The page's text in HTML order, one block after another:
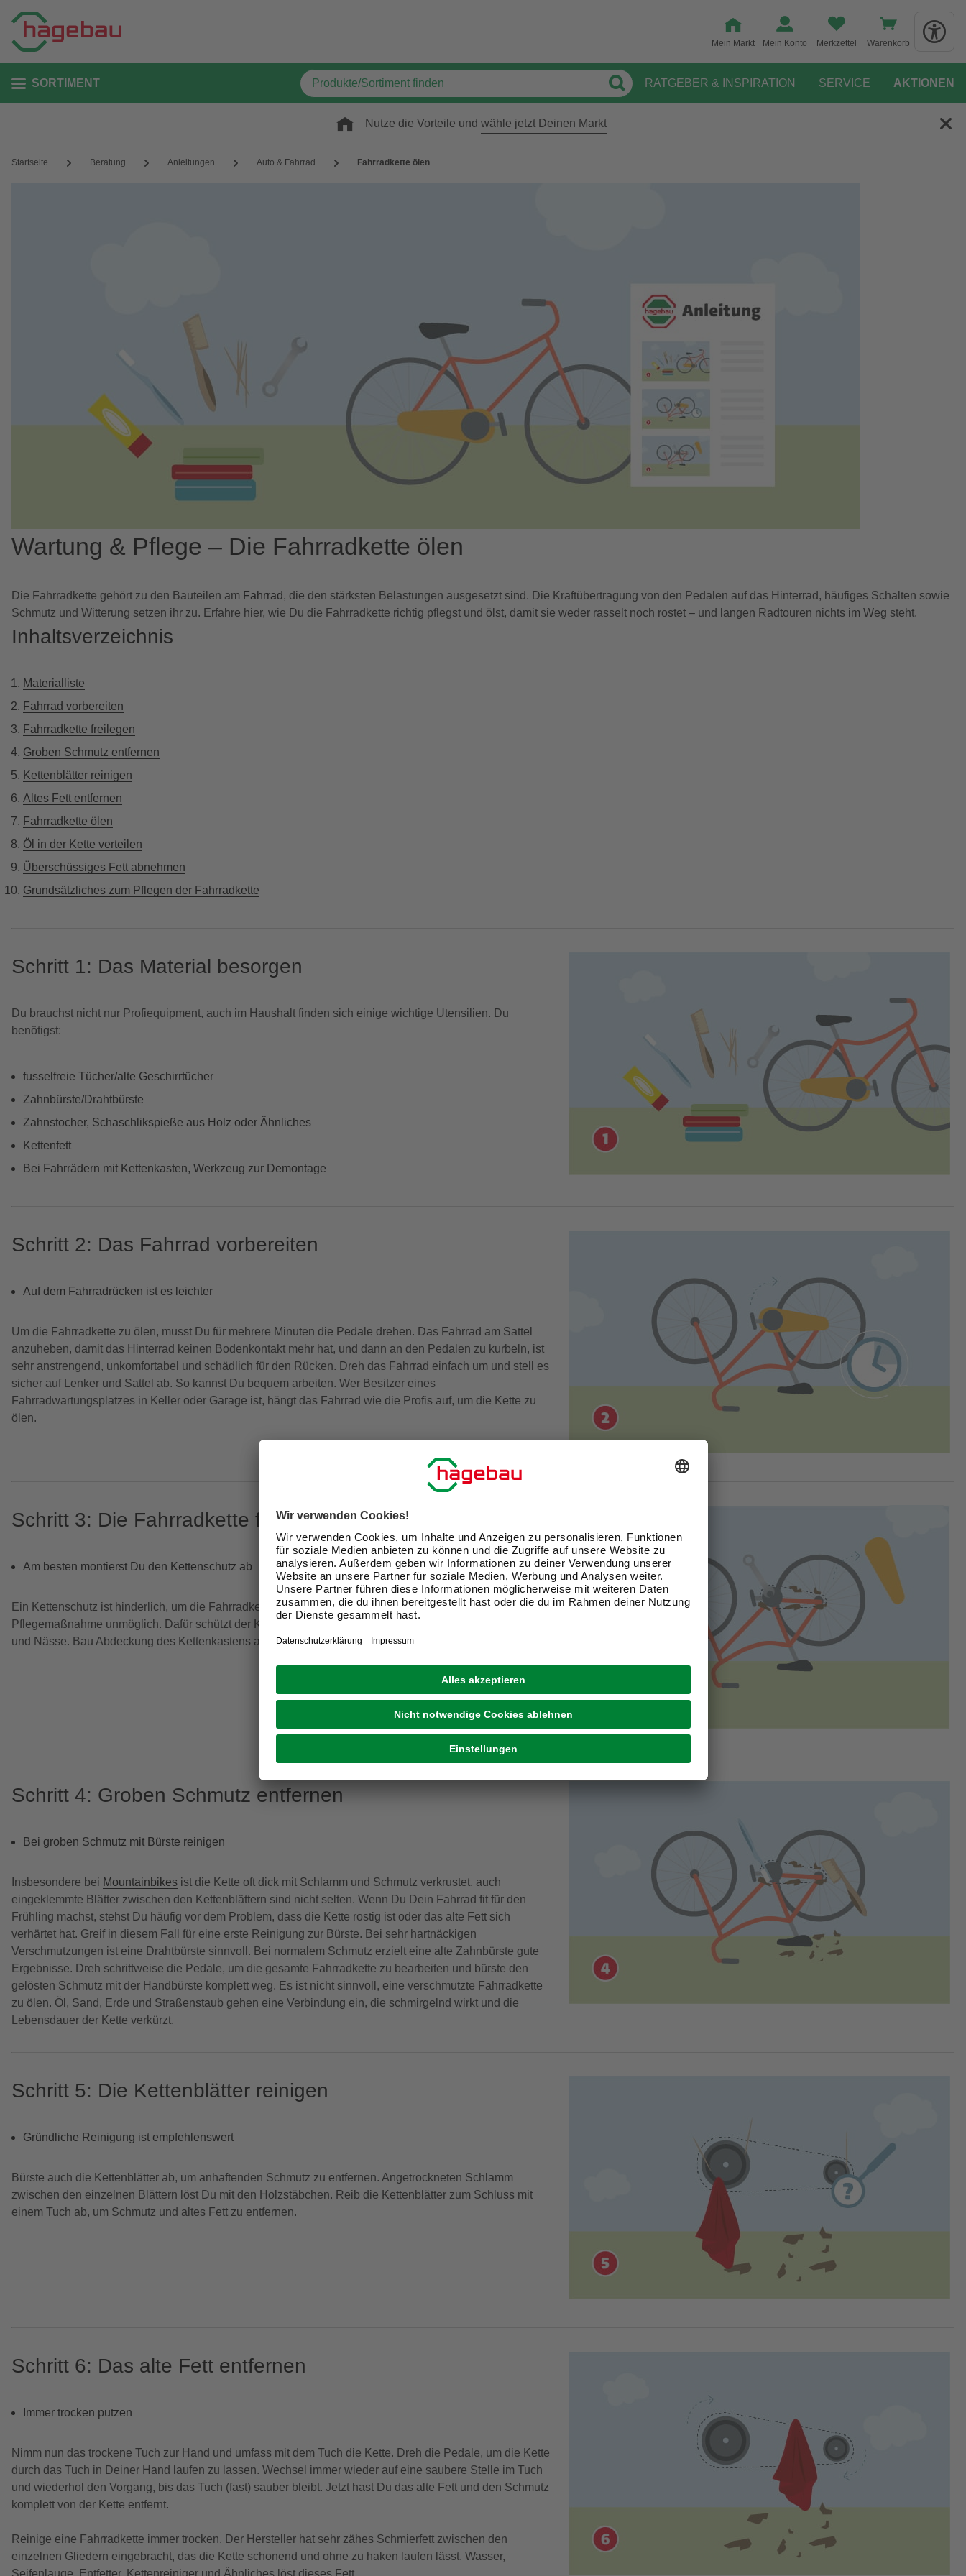
Mein Markt Mein Konto Merkzettel Warenkorb
SORTIMENT RATGEBER & INSPIRATION SERVICE AKTIONEN
Nutze die Vorteile und wähle jetzt Deinen Markt
Startseite Beratung Anleitungen Auto & Fahrrad Fahrradkette ölen
Wartung & Pflege – Die Fahrradkette ölen
Die Fahrradkette gehört zu den Bauteilen am Fahrrad, die den stärksten Belastungen ausgesetzt sind. Die Kraftübertragung von den Pedalen auf das Hinterrad, häufiges Schalten sowie
Schmutz und Witterung setzen ihr zu. Erfahre hier, wie Du die Fahrradkette richtig pflegst und ölst, damit sie weder rasselt noch rostet – und langen Radtouren nichts im Weg steht.
Inhaltsverzeichnis
Materialliste
Fahrrad vorbereiten
Fahrradkette freilegen
Groben Schmutz entfernen
Kettenblätter reinigen
Altes Fett entfernen
Fahrradkette ölen
Öl in der Kette verteilen
Überschüssiges Fett abnehmen
Grundsätzliches zum Pflegen der Fahrradkette
Schritt 1: Das Material besorgen
Du brauchst nicht nur Profiequipment, auch im Haushalt finden sich einige wichtige Utensilien. Du
benötigst:
fusselfreie Tücher/alte Geschirrtücher
Zahnbürste/Drahtbürste
Zahnstocher, Schaschlikspieße aus Holz oder Ähnliches
Kettenfett
Bei Fahrrädern mit Kettenkasten, Werkzeug zur Demontage
Schritt 2: Das Fahrrad vorbereiten
Auf dem Fahrradrücken ist es leichter
Um die Fahrradkette zu ölen, musst Du für mehrere Minuten die Pedale drehen. Das Fahrrad am Sattel
anzuheben, damit das Hinterrad keinen Bodenkontakt mehr hat, und dann an den Pedalen zu kurbeln, ist
sehr anstrengend, unkomfortabel und schädlich für den Rücken. Dreh das Fahrrad einfach um und stell es
sicher auf Lenker und Sattel ab. So kannst Du bequem arbeiten. Wer Besitzer eines
Fahrradwartungsplatzes in Keller oder Garage ist, hängt das Fahrrad wie die Profis auf, um die Kette zu
ölen.
Schritt 3: Die Fahrradkette freilegen
Am besten montierst Du den Kettenschutz ab
Ein Kettenschutz ist hinderlich, um die Fahrradkette zu ölen. Ein Kettenkasten macht diese
Pflegemaßnahme unmöglich. Dafür schützt der Kettenkasten die Kette und die Kettenblätter vor Schmutz
und Nässe. Bau Abdeckung des Kettenkastens ab, um Zugang zur Fahrradkette zu erhalten.
Schritt 4: Groben Schmutz entfernen
Bei groben Schmutz mit Bürste reinigen
Insbesondere bei Mountainbikes ist die Kette oft dick mit Schlamm und Schmutz verkrustet, auch
eingeklemmte Blätter zwischen den Kettenblättern sind nicht selten. Wenn Du Dein Fahrrad fit für den
Frühling machst, stehst Du häufig vor dem Problem, dass die Kette rostig ist oder das alte Fett sich
verhärtet hat. Greif in diesem Fall für eine erste Reinigung zur Bürste. Bei sehr hartnäckigen
Verschmutzungen ist eine Drahtbürste sinnvoll. Bei normalem Schmutz erzielt eine alte Zahnbürste gute
Ergebnisse. Dreh schrittweise die Pedale, um die gesamte Fahrradkette zu bearbeiten und bürste den
gelösten Schmutz mit der Handbürste komplett weg. Es ist nicht sinnvoll, eine verschmutzte Fahrradkette
zu ölen. Öl, Sand, Erde und Straßenstaub gehen eine Verbindung ein, die schmirgelnd wirkt und die
Lebensdauer der Kette verkürzt.
Schritt 5: Die Kettenblätter reinigen
Gründliche Reinigung ist empfehlenswert
Bürste auch die Kettenblätter ab, um anhaftenden Schmutz zu entfernen. Angetrockneten Schlamm
zwischen den einzelnen Blättern löst Du mit den Holzstäbchen. Reib die Kettenblätter zum Schluss mit
einem Tuch ab, um Schmutz und altes Fett zu entfernen.
Schritt 6: Das alte Fett entfernen
Immer trocken putzen
Nimm nun das trockene Tuch zur Hand und umfass mit dem Tuch die Kette. Dreh die Pedale, um die Kette
durch das Tuch in Deiner Hand laufen zu lassen. Wechsel immer wieder auf eine saubere Stelle im Tuch
und wiederhol den Vorgang, bis das Tuch (fast) sauber bleibt. Jetzt hast Du das alte Fett und den Schmutz
komplett von der Kette entfernt.
Reinige eine Fahrradkette immer trocken. Der Hersteller hat sehr zähes Schmierfett zwischen den
einzelnen Gliedern eingebracht, das die Kette schonend und ohne zu haken laufen lässt. Wasser,
Seifenlauge, Entfetter, Kettenreiniger und Ähnliches löst dieses Fett.